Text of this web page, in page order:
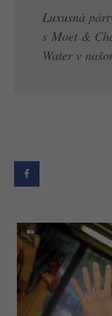
Luxusná
s Moet &
Water v